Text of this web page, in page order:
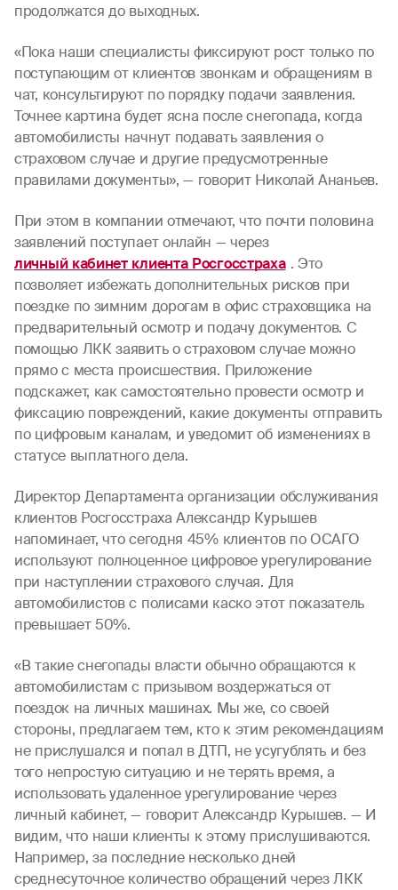
продолжатся до выходных.
«Пока наши специалисты фиксируют рост только по
поступающим от клиентов звонкам и обращениям в
чат, консультируют по порядку подачи заявления.
Точнее картина будет ясна после снегопада, когда
автомобилисты начнут подавать заявления о
страховом случае и другие предусмотренные
правилами документы», — говорит Николай Ананьев.
При этом в компании отмечают, что почти половина
заявлений поступает онлайн — через
личный кабинет клиента Росгосстраха . Это
позволяет избежать дополнительных рисков при
поездке по зимним дорогам в офис страховщика на
предварительный осмотр и подачу документов. С
помощью ЛКК заявить о страховом случае можно
прямо с места происшествия. Приложение
подскажет, как самостоятельно провести осмотр и
фиксацию повреждений, какие документы отправить
по цифровым каналам, и уведомит об изменениях в
статусе выплатного дела.
Директор Департамента организации обслуживания
клиентов Росгосстраха Александр Курышев
напоминает, что сегодня 45% клиентов по ОСАГО
используют полноценное цифровое урегулирование
при наступлении страхового случая. Для
автомобилистов с полисами каско этот показатель
превышает 50%.
«В такие снегопады власти обычно обращаются к
автомобилистам с призывом воздержаться от
поездок на личных машинах. Мы же, со своей
стороны, предлагаем тем, кто к этим рекомендациям
не прислушался и попал в ДТП, не усугублять и без
того непростую ситуацию и не терять время, а
использовать удаленное урегулирование через
личный кабинет, — говорит Александр Курышев. — И
видим, что наши клиенты к этому прислушиваются.
Например, за последние несколько дней
среднесуточное количество обращений через ЛКК